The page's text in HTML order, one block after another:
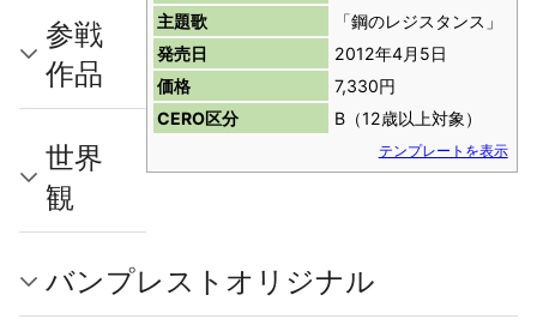
主題歌
「鋼のレジスタンス」
発売日
2012年4月5日
価格
7,330円
CERO区分
B（12歳以上対象）
テンプレートを表示
参戦
作品
世界
観
バンプレストオリジナル